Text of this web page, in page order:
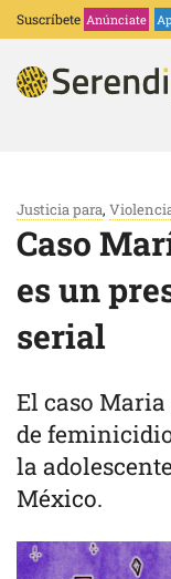
Suscríbete Anúnciate
Justicia para,
Caso
es un
serial
El caso
de
la
México.